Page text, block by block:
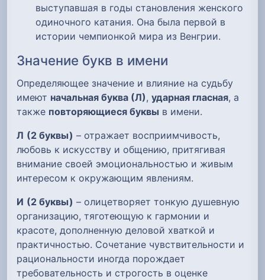
выступавшая в годы становления женского
одиночного катания. Она была первой в
истории чемпионкой мира из Венгрии.
Значение букв в имени
Определяющее значение и влияние на судьбу
имеют начальная буква (Л), ударная гласная, а
также повторяющиеся буквы в имени.
Л (2 буквы) – отражает восприимчивость,
любовь к искусству и общению, притягивая
внимание своей эмоциональностью и живым
интересом к окружающим явлениям.
И (2 буквы) – олицетворяет тонкую душевную
организацию, тяготеющую к гармонии и
красоте, дополненную деловой хваткой и
практичностью. Сочетание чувствительности и
рациональности иногда порождает
требовательность и строгость в оценке